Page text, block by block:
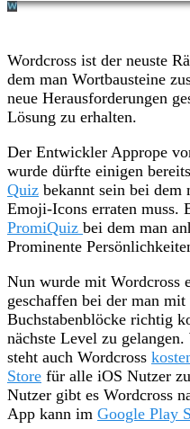
Wordcross ist der neuste
dem man Wortbausteine
neue Herausforderungen
Lösung zu erhalten.
Der Entwickler Apprope
wurde dürfte einigen
Quiz bekannt sein bei dem
Emoji-Icons erraten muss.
PromiQuiz bei dem man
Prominente
Nun wurde mit Wordcross
geschaffen bei der man
Buchstabenblöcke richtig
nächste Level zu
steht auch Wordcross
Store für alle iOS Nutzer
Nutzer gibt es Wordcross
App kann im Google Play